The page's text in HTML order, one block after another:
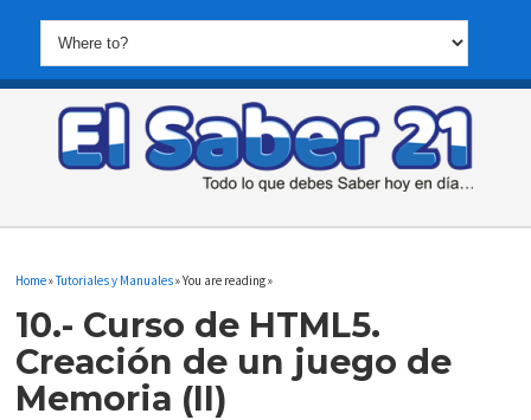
Home»Tutoriales y Manuales» You are reading »
10.- Curso de HTML5.
Creación de un juego de
Memoria (II)